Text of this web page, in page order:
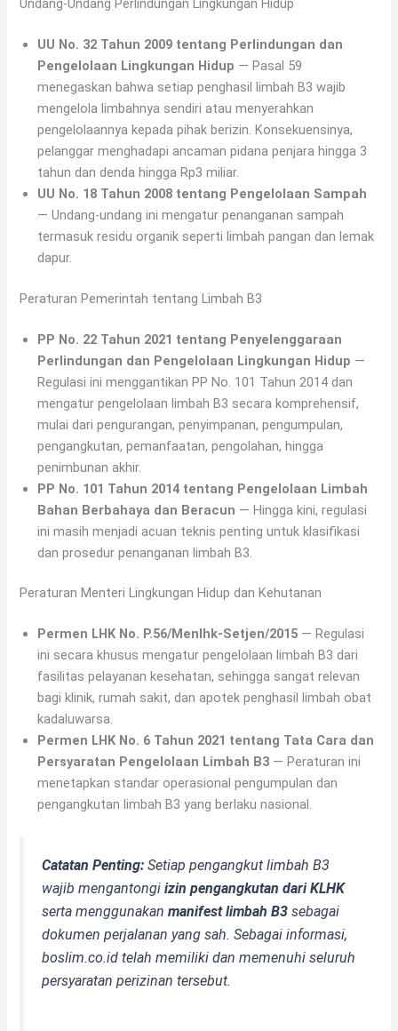
Undang-Undang Perlindungan Lingkungan Hidup
UU No. 32 Tahun 2009 tentang Perlindungan dan
Pengelolaan Lingkungan Hidup — Pasal 59
menegaskan bahwa setiap penghasil limbah B3 wajib
mengelola limbahnya sendiri atau menyerahkan
pengelolaannya kepada pihak berizin. Konsekuensinya,
pelanggar menghadapi ancaman pidana penjara hingga 3
tahun dan denda hingga Rp3 miliar.
UU No. 18 Tahun 2008 tentang Pengelolaan Sampah
— Undang-undang ini mengatur penanganan sampah
termasuk residu organik seperti limbah pangan dan lemak
dapur.
Peraturan Pemerintah tentang Limbah B3
PP No. 22 Tahun 2021 tentang Penyelenggaraan
Perlindungan dan Pengelolaan Lingkungan Hidup —
Regulasi ini menggantikan PP No. 101 Tahun 2014 dan
mengatur pengelolaan limbah B3 secara komprehensif,
mulai dari pengurangan, penyimpanan, pengumpulan,
pengangkutan, pemanfaatan, pengolahan, hingga
penimbunan akhir.
PP No. 101 Tahun 2014 tentang Pengelolaan Limbah
Bahan Berbahaya dan Beracun — Hingga kini, regulasi
ini masih menjadi acuan teknis penting untuk klasifikasi
dan prosedur penanganan limbah B3.
Peraturan Menteri Lingkungan Hidup dan Kehutanan
Permen LHK No. P.56/Menlhk-Setjen/2015 — Regulasi
ini secara khusus mengatur pengelolaan limbah B3 dari
fasilitas pelayanan kesehatan, sehingga sangat relevan
bagi klinik, rumah sakit, dan apotek penghasil limbah obat
kadaluwarsa.
Permen LHK No. 6 Tahun 2021 tentang Tata Cara dan
Persyaratan Pengelolaan Limbah B3 — Peraturan ini
menetapkan standar operasional pengumpulan dan
pengangkutan limbah B3 yang berlaku nasional.
Catatan Penting: Setiap pengangkut limbah B3
wajib mengantongiizin pengangkutan dari KLHK
serta menggunakanmanifest limbah B3 sebagai
dokumen perjalanan yang sah. Sebagai informasi,
boslim.co.id telah memiliki dan memenuhi seluruh
persyaratan perizinan tersebut.